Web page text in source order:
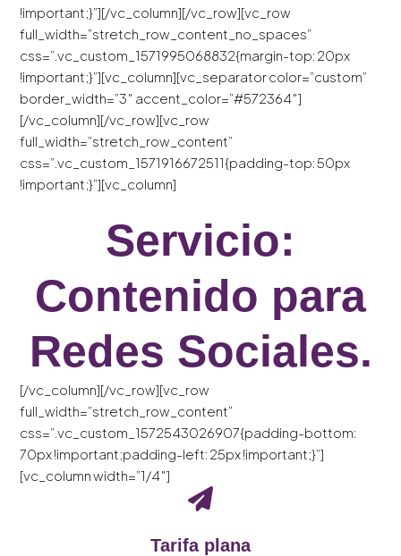
!important;}”][/vc_column][/vc_row][vc_row
full_width=”stretch_row_content_no_spaces”
css=”.vc_custom_1571995068832{margin-top: 20px
!important;}”][vc_column][vc_separator color=”custom”
border_width=”3″ accent_color=”#572364″]
[/vc_column][/vc_row][vc_row
full_width=”stretch_row_content”
css=”.vc_custom_1571916672511{padding-top: 50px
!important;}”][vc_column]
Servicio:
Contenido para
Redes Sociales.
[/vc_column][/vc_row][vc_row
full_width=”stretch_row_content”
css=”.vc_custom_1572543026907{padding-bottom:
70px !important;padding-left: 25px !important;}”]
[vc_column width=”1/4″]
Tarifa plana